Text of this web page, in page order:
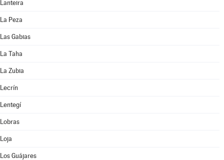
Lanteira
La Peza
Las Gabias
La Taha
La Zubia
Lecrín
Lentegí
Lobras
Loja
Los Guájares